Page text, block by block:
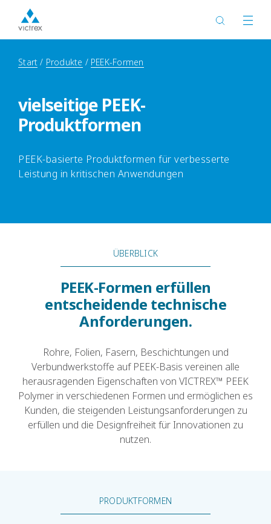
Start Produkte PEEK-Formen
vielseitige PEEK-
Produktformen
PEEK-basierte Produktformen für verbesserte
Leistung in kritischen Anwendungen
ÜBERBLICK
PEEK-Formen erfüllen
entscheidende technische
Anforderungen.
Rohre, Folien, Fasern, Beschichtungen und
Verbundwerkstoffe auf PEEK-Basis vereinen alle
herausragenden Eigenschaften von VICTREX™ PEEK
Polymer in verschiedenen Formen und ermöglichen es
Kunden, die steigenden Leistungsanforderungen zu
erfüllen und die Designfreiheit für Innovationen zu
nutzen.
PRODUKTFORMEN